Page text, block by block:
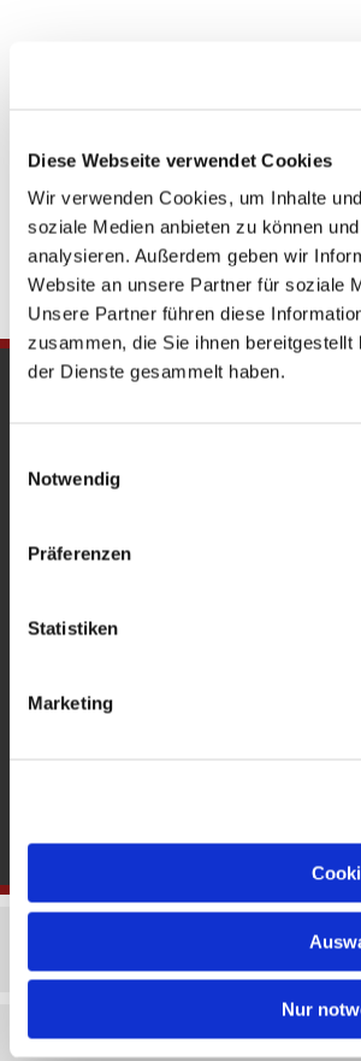
Diese Webseite verwendet Cookies
Wir verwenden Cookies, um Inhalte
soziale Medien anbieten zu können
analysieren. Außerdem geben wir
Website an unsere Partner für soziale
Unsere Partner führen diese
zusammen, die Sie ihnen
der Dienste gesammelt haben.
Notwendig
Präferenzen
Statistiken
Marketing
Nur
Heckerdamm 230, 13627 Berlin |
Offene Kirche: Täglich 08-18 Uhr
Impressum Datenschutzerklärung